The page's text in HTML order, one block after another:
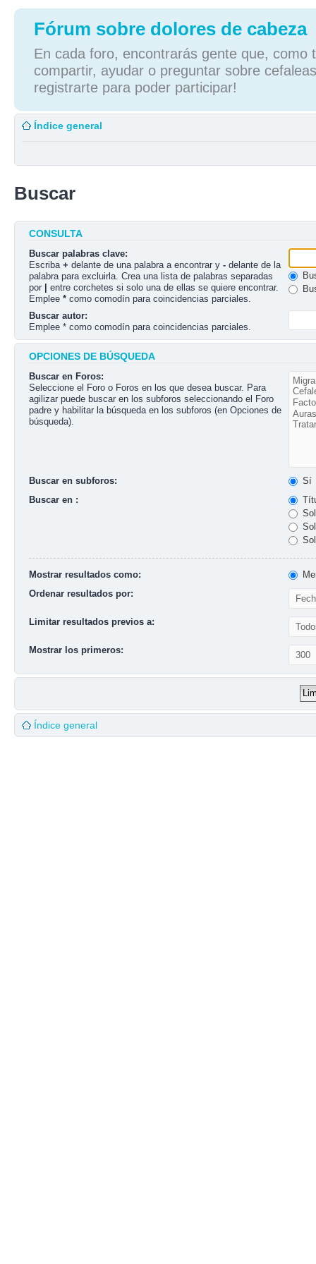
Fórum sobre dolores de cabeza
En cada foro, encontrarás gente que, como
compartir, ayudar o preguntar sobre
registrarte para poder participar!
Índice general
Buscar
CONSULTA
Buscar palabras clave:
Escriba + delante de una palabra a encontrar y - delante de la
palabra para excluirla. Crea una lista de palabras separadas
por
entre corchetes si solo una de ellas se quiere encontrar.
Emplee * como comodín para coincidencias parciales.
Buscar autor:
Emplee * como comodín para coincidencias parciales.
OPCIONES DE BÚSQUEDA
Buscar en Foros:
Seleccione el Foro o Foros en los que desea buscar. Para
agilizar puede buscar en los subforos seleccionando el Foro
padre y habilitar la búsqueda en los subforos (en Opciones de
búsqueda).
Buscar en subforos:
Sí
Buscar en :
Mostrar resultados como:
Ordenar resultados por:
Limitar resultados previos a:
Mostrar los primeros:
Índice general